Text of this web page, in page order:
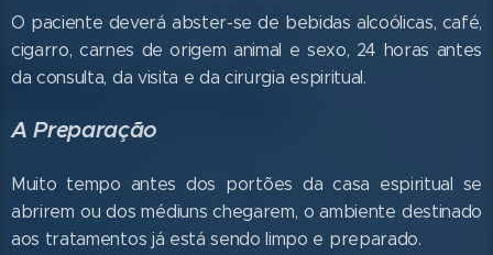
O paciente deverá abster-se de bebidas alcoólicas, café,
cigarro, carnes de origem animal e sexo, 24 horas antes
da consulta, da visita e da cirurgia espiritual.
A Preparação
Muito tempo antes dos portões da casa espiritual se
abrirem ou dos médiuns chegarem, o ambiente destinado
aos tratamentos já está sendo limpo e preparado.